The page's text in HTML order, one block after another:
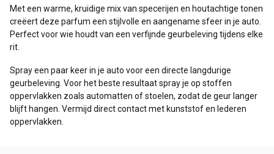
Met een warme, kruidige mix van specerijen en houtachtige tonen
creëert deze parfum een stijlvolle en aangename sfeer in je auto.
Perfect voor wie houdt van een verfijnde geurbeleving tijdens elke
rit.
Spray een paar keer in je auto voor een directe langdurige
geurbeleving. Voor het beste resultaat spray je op stoffen
oppervlakken zoals automatten of stoelen, zodat de geur langer
blijft hangen. Vermijd direct contact met kunststof en lederen
oppervlakken.